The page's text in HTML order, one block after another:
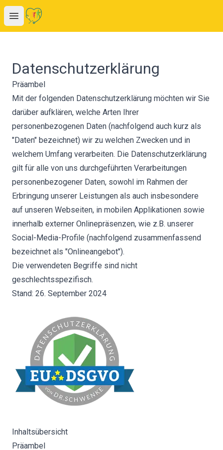
Open main menu
Datenschutzerklärung
Präambel
Mit der folgenden Datenschutzerklärung möchten wir Sie
darüber aufklären, welche Arten Ihrer
personenbezogenen Daten (nachfolgend auch kurz als
"Daten" bezeichnet) wir zu welchen Zwecken und in
welchem Umfang verarbeiten. Die Datenschutzerklärung
gilt für alle von uns durchgeführten Verarbeitungen
personenbezogener Daten, sowohl im Rahmen der
Erbringung unserer Leistungen als auch insbesondere
auf unseren Webseiten, in mobilen Applikationen sowie
innerhalb externer Onlinepräsenzen, wie z.B. unserer
Social-Media-Profile (nachfolgend zusammenfassend
bezeichnet als "Onlineangebot").
Die verwendeten Begriffe sind nicht
geschlechtsspezifisch.
Stand: 26. September 2024
Inhaltsübersicht
Präambel